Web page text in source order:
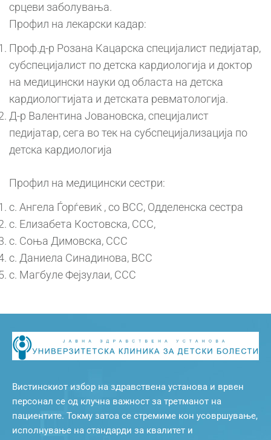
срцеви заболувања.
Профил на лекарски кадар:
Проф.д-р Розана Кацарска специјалист педијатар,
субспецијалист по детска кардиологија и доктор
на медицински науки од областа на детска
кардиологтијата и детската ревматологија.
Д-р Валентина Јовановска, специјалист
педијатар, сега во тек на субспецијализација по
детска кардиологија
Профил на медицински сестри:
с. Ангела Ѓорѓевиќ , со ВСС, Одделенска сестра
с. Елизабета Костовска, ССС,
с. Соња Димовска, ССС
с. Даниела Синадинова, ВСС
с. Магбуле Фејзулаи, ССС
Вистинскиот избор на здравствена установа и врвен
персонал се од клучна важност за третманот на
пациентите. Токму затоа се стремиме кон усовршување,
исполнување на стандарди за квалитет и